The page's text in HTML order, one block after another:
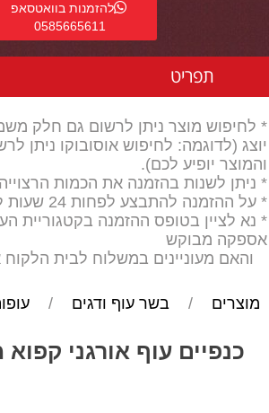
להזמנות בוואטסאפ
0585665611
תפריט
* לחיפוש מוצר ניתן לרשום גם חלק
יוצג (לדוגמה: לחיפוש אוסובוקו ניתן
והמוצר יופיע לכם).
* ניתן לשנות בהזמנה את הכמות הרצוייה
* על ההזמנה להתבצע לפחות 24 שעות לפני זמן האספקה.
* נא לציין בטופס ההזמנה בקטגוריית
אספקה מבוקש
והאם מעוניינים במשלוח לבית הלקוח
מוצרים / בשר עוף ודגים /
כנפיים עוף אורגני